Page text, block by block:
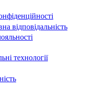
відповідальність
технології